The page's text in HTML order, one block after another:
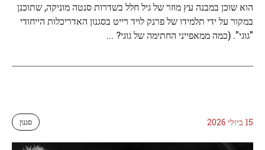
הוא שוכן במבנה עץ מוזר של גיל חלל בשדרות סנטה מוניקה, שתוכנן
במקור על ידי תלמידו של פרנק לויד רייט בסגנון האדריכלות הייחודי
"גוגי". (כמה ממאפייני החתימה של גוגי? ...
15 ביולי 2026 סגנון